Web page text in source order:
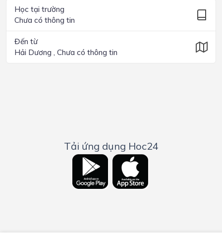
Học tại trường
Chưa có thông tin
Đến từ
Hải Dương , Chưa có thông tin
Tải ứng dụng Hoc24